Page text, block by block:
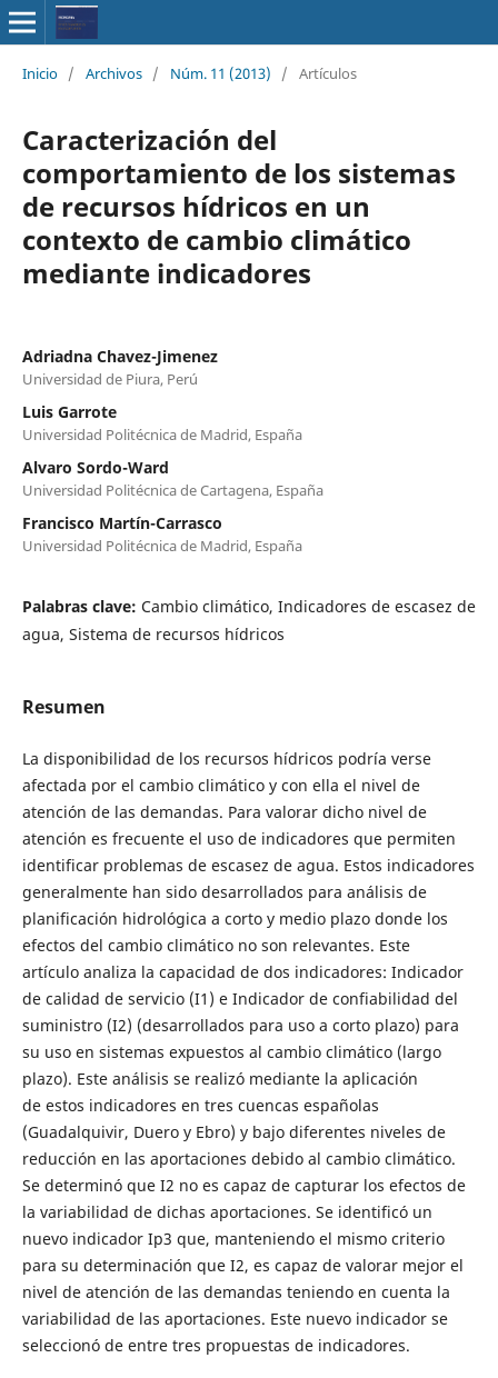
Inicio / Archivos / Núm. 11 (2013) / Artículos
Caracterización del
comportamiento de los sistemas
de recursos hídricos en un
contexto de cambio climático
mediante indicadores
Adriadna Chavez-Jimenez
Universidad de Piura, Perú
Luis Garrote
Universidad Politécnica de Madrid, España
Alvaro Sordo-Ward
Universidad Politécnica de Cartagena, España
Francisco Martín-Carrasco
Universidad Politécnica de Madrid, España
Palabras clave: Cambio climático, Indicadores de escasez de
agua, Sistema de recursos hídricos
Resumen
La disponibilidad de los recursos hídricos podría verse
afectada por el cambio climático y con ella el nivel de
atención de las demandas. Para valorar dicho nivel de
atención es frecuente el uso de indicadores que permiten
identificar problemas de escasez de agua. Estos indicadores
generalmente han sido desarrollados para análisis de
planificación hidrológica a corto y medio plazo donde los
efectos del cambio climático no son relevantes. Este
artículo analiza la capacidad de dos indicadores: Indicador
de calidad de servicio (I1) e Indicador de confiabilidad del
suministro (I2) (desarrollados para uso a corto plazo) para
su uso en sistemas expuestos al cambio climático (largo
plazo). Este análisis se realizó mediante la aplicación
de estos indicadores en tres cuencas españolas
(Guadalquivir, Duero y Ebro) y bajo diferentes niveles de
reducción en las aportaciones debido al cambio climático.
Se determinó que I2 no es capaz de capturar los efectos de
la variabilidad de dichas aportaciones. Se identificó un
nuevo indicador Ip3 que, manteniendo el mismo criterio
para su determinación que I2, es capaz de valorar mejor el
nivel de atención de las demandas teniendo en cuenta la
variabilidad de las aportaciones. Este nuevo indicador se
seleccionó de entre tres propuestas de indicadores.